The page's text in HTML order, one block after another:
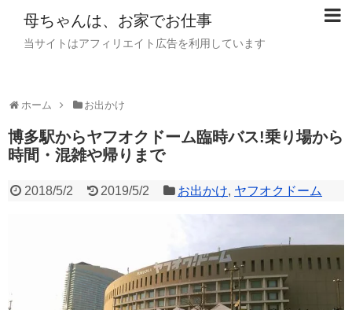
母ちゃんは、お家でお仕事
当サイトはアフィリエイト広告を利用しています
ホーム お出かけ
博多駅からヤフオクドーム臨時バス!乗り場から
時間・混雑や帰りまで
2018/5/2 2019/5/2 お出かけ, ヤフオクドーム